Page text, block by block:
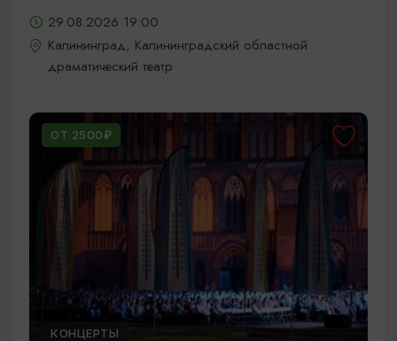
29.08.2026 19:00
Калининград, Калининградский областной
драматический театр
ОТ 2500₽
КОНЦЕРТЫ